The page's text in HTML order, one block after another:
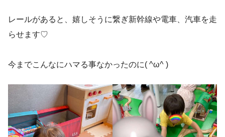
レールがあると、嬉しそうに繋ぎ新幹線や電車、汽車を走
らせます♡
今までこんなにハマる事なかったのに( ^ω^ )